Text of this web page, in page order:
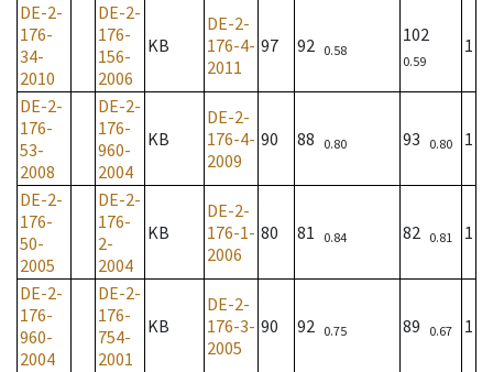
DE-2-
176-
34-
2010
DE-2-
176-
156-
2006
KB
DE-2-
176-4-
2011
97 92 0.58
102
0.59
1
DE-2-
176-
53-
2008
DE-2-
176-
960-
2004
KB
DE-2-
176-4-
2009
90 88 0.80 93 0.80 1
DE-2-
176-
50-
2005
DE-2-
176-
2-
2004
KB
DE-2-
176-1-
2006
80 81 0.84 82 0.81 1
DE-2-
176-
960-
2004
DE-2-
176-
754-
2001
KB
DE-2-
176-3-
2005
90 92 0.75 89 0.67 1